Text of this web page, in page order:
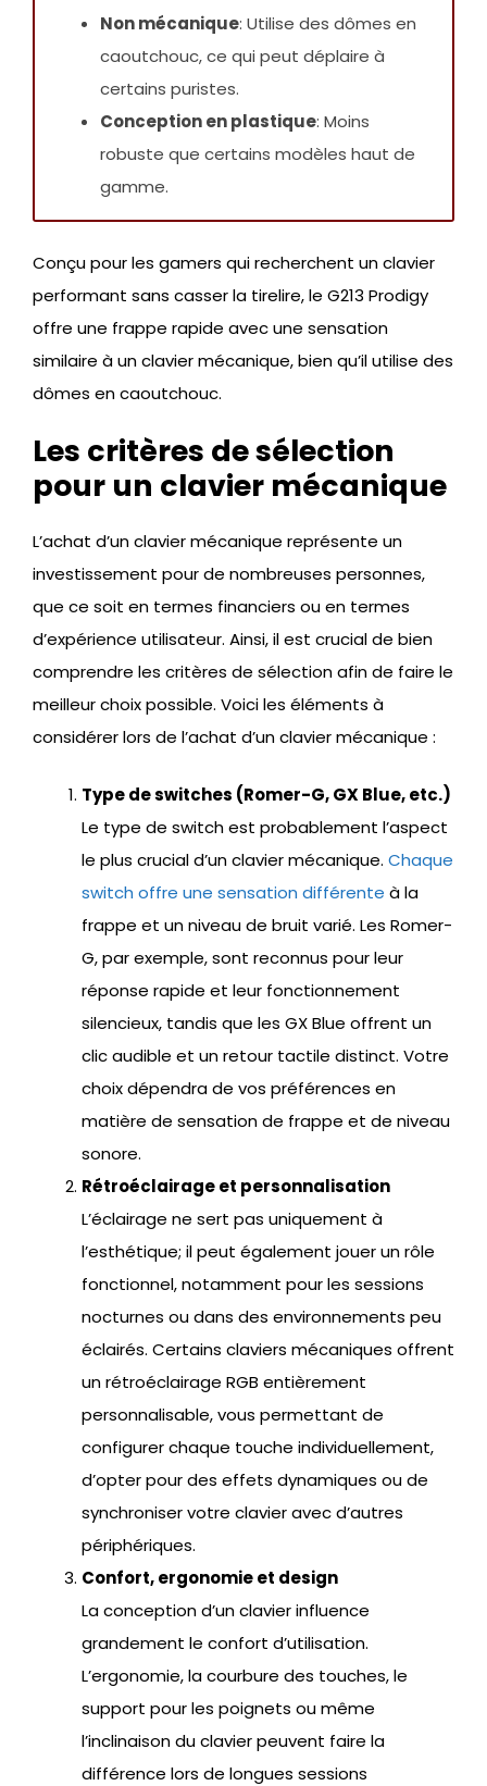
Non mécanique: Utilise des dômes en
caoutchouc, ce qui peut déplaire à
certains puristes.
Conception en plastique: Moins
robuste que certains modèles haut de
gamme.
Conçu pour les gamers qui recherchent un clavier
performant sans casser la tirelire, le G213 Prodigy
offre une frappe rapide avec une sensation
similaire à un clavier mécanique, bien qu’il utilise des
dômes en caoutchouc.
Les critères de sélection
pour un clavier mécanique
L’achat d’un clavier mécanique représente un
investissement pour de nombreuses personnes,
que ce soit en termes financiers ou en termes
d’expérience utilisateur. Ainsi, il est crucial de bien
comprendre les critères de sélection afin de faire le
meilleur choix possible. Voici les éléments à
considérer lors de l’achat d’un clavier mécanique :
Type de switches (Romer-G, GX Blue, etc.)
Le type de switch est probablement l’aspect
le plus crucial d’un clavier mécanique. Chaque
switch offre une sensation différente à la
frappe et un niveau de bruit varié. Les Romer-
G, par exemple, sont reconnus pour leur
réponse rapide et leur fonctionnement
silencieux, tandis que les GX Blue offrent un
clic audible et un retour tactile distinct. Votre
choix dépendra de vos préférences en
matière de sensation de frappe et de niveau
sonore.
Rétroéclairage et personnalisation
L’éclairage ne sert pas uniquement à
l’esthétique; il peut également jouer un rôle
fonctionnel, notamment pour les sessions
nocturnes ou dans des environnements peu
éclairés. Certains claviers mécaniques offrent
un rétroéclairage RGB entièrement
personnalisable, vous permettant de
configurer chaque touche individuellement,
d’opter pour des effets dynamiques ou de
synchroniser votre clavier avec d’autres
périphériques.
Confort, ergonomie et design
La conception d’un clavier influence
grandement le confort d’utilisation.
L’ergonomie, la courbure des touches, le
support pour les poignets ou même
l’inclinaison du clavier peuvent faire la
différence lors de longues sessions